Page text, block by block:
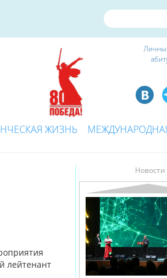
ЖИЗНЬ
лейтенант
Новости